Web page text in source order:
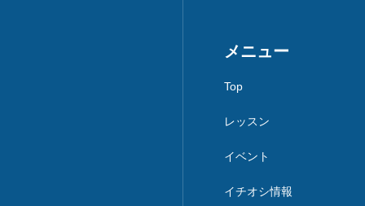
メニュー
Top
レッスン
イベント
イチオシ情報